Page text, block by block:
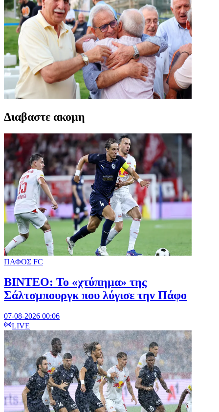
Διαβαστε ακομη
ΠΑΦΟΣ FC
ΒΙΝΤΕΟ: Το «χτύπημα» της
Σάλτσμπουργκ που λύγισε την Πάφο
07-08-2026 00:06
LIVE